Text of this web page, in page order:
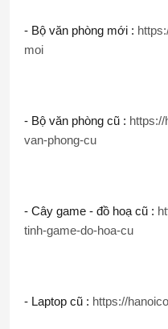
- Bộ văn phòng mới :
moi
- Bộ văn phòng cũ :
van-phong-cu
- Cây game - đồ hoạ cũ :
tinh-game-do-hoa-cu
- Laptop cũ : https://